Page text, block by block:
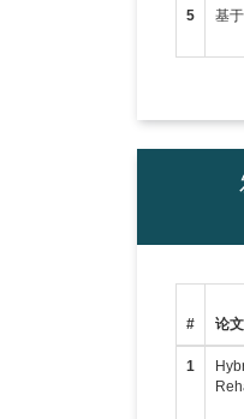
5 基
# 论
1